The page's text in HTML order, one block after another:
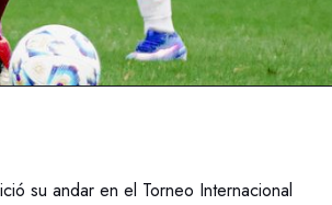
su andar en el Torneo Internacional